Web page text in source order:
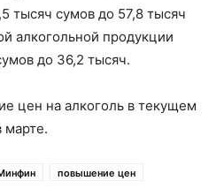
тысяч сумов до 57,8 тысяч
алкогольной продукции
до 36,2 тысяч.
цен на алкоголь в текущем
повышение цен